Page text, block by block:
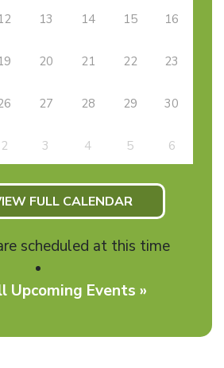
13 14 15 16
20 21 22 23
27 28 29 30
2 3 4 5 6
FULL CALENDAR
scheduled at this time
Upcoming Events »